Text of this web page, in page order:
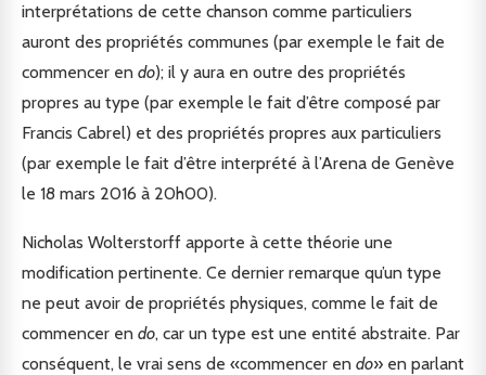
interprétations de cette chanson comme particuliers
auront des propriétés communes (par exemple le fait de
commencer en do); il y aura en outre des propriétés
propres au type (par exemple le fait d’être composé par
Francis Cabrel) et des propriétés propres aux particuliers
(par exemple le fait d’être interprété à l’Arena de Genève
le 18 mars 2016 à 20h00).
Nicholas Wolterstorff apporte à cette théorie une
modification pertinente. Ce dernier remarque qu’un type
ne peut avoir de propriétés physiques, comme le fait de
commencer en do, car un type est une entité abstraite. Par
conséquent, le vrai sens de «commencer en do» en parlant